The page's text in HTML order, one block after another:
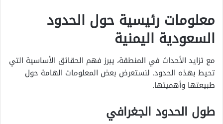
معلومات رئيسية حول الحدود
السعودية اليمنية
مع تزايد الأحداث في المنطقة، يبرز فهم الحقائق الأساسية التي
تحيط بهذه الحدود. لنستعرض بعض المعلومات الهامة حول
طبيعتها وأهميتها.
طول الحدود الجغرافي